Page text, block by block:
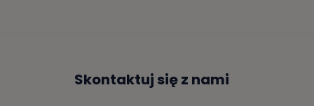
Skontaktuj się z nami